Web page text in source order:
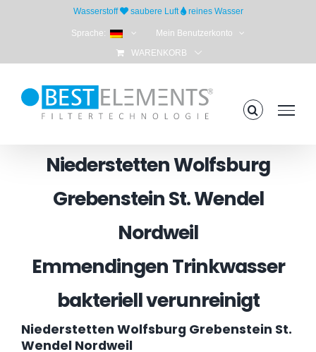
Wasserstoff saubere Luft reines Wasser
Sprache: Mein Benutzerkonto
WARENKORB
Niederstetten Wolfsburg
Grebenstein St. Wendel
Nordweil
Emmendingen Trinkwasser
bakteriell verunreinigt
Niederstetten Wolfsburg Grebenstein St.
Wendel Nordweil